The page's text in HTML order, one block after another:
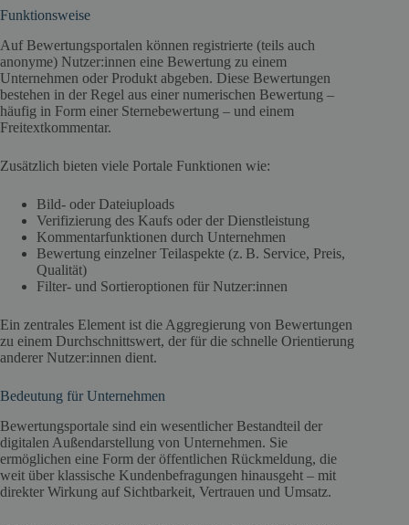
Funktionsweise
Auf Bewertungsportalen können registrierte (teils auch
anonyme) Nutzer:innen eine Bewertung zu einem
Unternehmen oder Produkt abgeben. Diese Bewertungen
bestehen in der Regel aus einer numerischen Bewertung –
häufig in Form einer Sternebewertung – und einem
Freitextkommentar.
Zusätzlich bieten viele Portale Funktionen wie:
Bild- oder Dateiuploads
Verifizierung des Kaufs oder der Dienstleistung
Kommentarfunktionen durch Unternehmen
Bewertung einzelner Teilaspekte (z. B. Service, Preis,
Qualität)
Filter- und Sortieroptionen für Nutzer:innen
Ein zentrales Element ist die Aggregierung von Bewertungen
zu einem Durchschnittswert, der für die schnelle Orientierung
anderer Nutzer:innen dient.
Bedeutung für Unternehmen
Bewertungsportale sind ein wesentlicher Bestandteil der
digitalen Außendarstellung von Unternehmen. Sie
ermöglichen eine Form der öffentlichen Rückmeldung, die
weit über klassische Kundenbefragungen hinausgeht – mit
direkter Wirkung auf Sichtbarkeit, Vertrauen und Umsatz.